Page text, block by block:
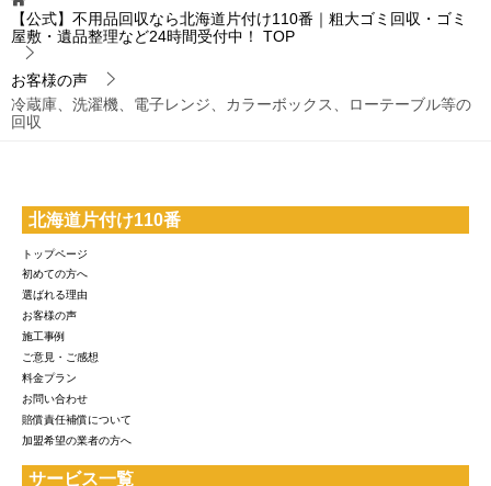
【公式】不用品回収なら北海道片付け110番｜粗大ゴミ回収・ゴミ
屋敷・遺品整理など24時間受付中！
TOP
お客様の声
冷蔵庫、洗濯機、電子レンジ、カラーボックス、ローテーブル等の
回収
北海道片付け110番
トップページ
初めての方へ
選ばれる理由
お客様の声
施工事例
ご意見・ご感想
料金プラン
お問い合わせ
賠償責任補償について
加盟希望の業者の方へ
サービス一覧